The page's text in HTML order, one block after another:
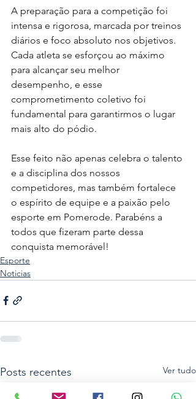
A preparação para a competição foi
intensa e rigorosa, marcada por treinos
diários e foco absoluto nos objetivos.
Cada atleta se esforçou ao máximo
para alcançar seu melhor
desempenho, e esse
comprometimento coletivo foi
fundamental para garantirmos o lugar
mais alto do pódio.
Esse feito não apenas celebra o talento
e a disciplina dos nossos
competidores, mas também fortalece
o espírito de equipe e a paixão pelo
esporte em Pomerode. Parabéns a
todos que fizeram parte dessa
conquista memorável!
Esporte
Noticias
Posts recentes Ver tudo